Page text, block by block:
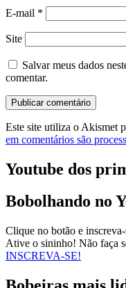
E-mail *
Site
Salvar meus dados
comentar.
Este site utiliza o Akismet
em comentários são
Youtube dos
Bobolhando no
Clique no botão e
Ative o sininho! Não faça
INSCREVA-SE!